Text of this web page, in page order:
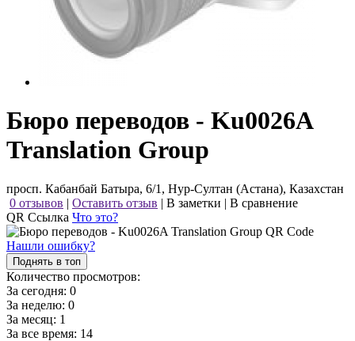
Бюро переводов - Ku0026A
Translation Group
просп. Кабанбай Батыра, 6/1, Нур-Султан (Астана), Казахстан
0 отзывов | Оставить отзыв | В заметки | В сравнение
QR Ссылка Что это?
Нашли ошибку?
Поднять в топ
Количество просмотров:
За сегодня: 0
За неделю: 0
За месяц: 1
За все время: 14